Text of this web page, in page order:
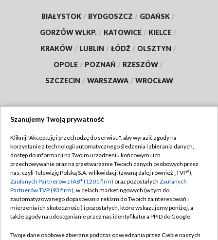
BIAŁYSTOK / BYDGOSZCZ / GDAŃSK /
GORZÓW WLKP. / KATOWICE / KIELCE /
KRAKÓW / LUBLIN / ŁÓDŹ / OLSZTYN /
OPOLE / POZNAŃ / RZESZÓW /
SZCZECIN / WARSZAWA / WROCŁAW
TVP
Abonament TVP
Emisja w TVP
Centrum informacji TVP
Naziemna Telewizja Cyfrowa
Regulamin TVP
Polityka prywatności
Moje zgody
Pomoc
Szanujemy Twoją prywatność
Kliknij "Akceptuję i przechodzę do serwisu", aby wyrazić zgody na
korzystanie z technologii automatycznego śledzenia i zbierania danych,
dostęp do informacji na Twoim urządzeniu końcowym i ich
przechowywanie oraz na przetwarzanie Twoich danych osobowych przez
nas, czyli Telewizję Polską S.A. w likwidacji (zwaną dalej również „TVP”),
Zaufanych Partnerów z IAB* (1201 firm) oraz pozostałych Zaufanych
Partnerów TVP (93 firm), w celach marketingowych (w tym do
zautomatyzowanego dopasowania reklam do Twoich zainteresowań i
mierzenia ich skuteczności) i pozostałych, które wskazujemy poniżej, a
także zgody na udostępnianie przez nas identyfikatora PPID do Google.
Twoje dane osobowe zbierane podczas odwiedzania przez Ciebie naszych